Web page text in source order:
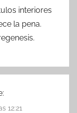
interiores
la pena.
12:21